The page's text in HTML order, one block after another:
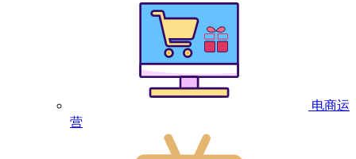
电商运
营